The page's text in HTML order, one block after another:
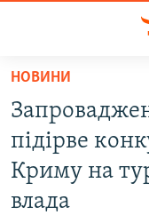
Перейти
основного
матеріалу
Перейти
до
основної
ВОДА.КРИМ
ВІДЕО ТА ФОТО
НОВИНИ
підірве
Криму на
влада